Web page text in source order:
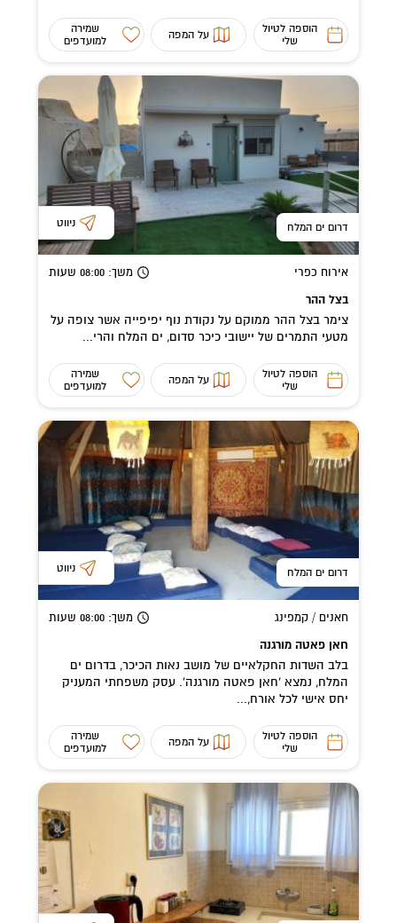
הוספה לטיול
שלי
על המפה
שמירה
למועדפים
דרום ים המלח ניווט
אירוח כפרי משך: 08:00 שעות
בצל ההר
צימר בצל ההר ממוקם על נקודת נוף יפיפייה אשר צופה על
מטעי התמרים של יישובי כיכר סדום, ים המלח והרי...
הוספה לטיול
שלי
על המפה
שמירה
למועדפים
דרום ים המלח ניווט
חאנים / קמפינג משך: 08:00 שעות
חאן פאטה מורגנה
בלב השדות החקלאיים של מושב נאות הכיכר, בדרום ים
המלח, נמצא 'חאן פאטה מורגנה'. עסק משפחתי המעניק
יחס אישי לכל אורח,...
הוספה לטיול
שלי
על המפה
שמירה
למועדפים